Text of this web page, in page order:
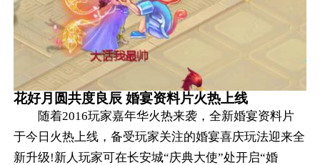
花好月圆共度良辰 婚宴资料片火热上线
随着2016玩家嘉年华火热来袭，全新婚宴资料片
于今日火热上线，备受玩家关注的婚宴喜庆玩法迎来全
新升级!新人玩家可在长安城“庆典大使”处开启“婚